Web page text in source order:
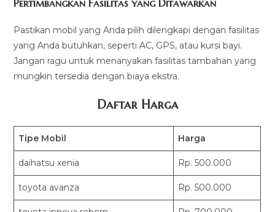
Pertimbangkan Fasilitas yang Ditawarkan
Pastikan mobil yang Anda pilih dilengkapi dengan fasilitas
yang Anda butuhkan, seperti AC, GPS, atau kursi bayi.
Jangan ragu untuk menanyakan fasilitas tambahan yang
mungkin tersedia dengan biaya ekstra.
Daftar Harga
Tipe Mobil Harga
daihatsu xenia Rp. 500.000
toyota avanza Rp. 500.000